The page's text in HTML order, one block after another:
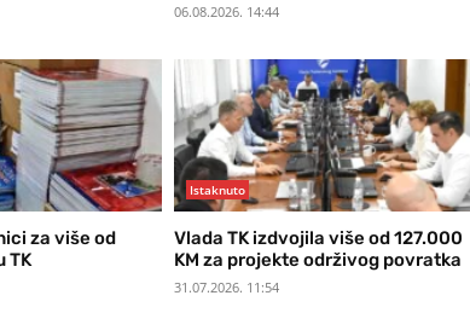
06.08.2026. 14:44
za više od
TK
Istaknuto
Vlada TK izdvojila više od 127.000
KM za projekte održivog povratka
31.07.2026. 11:54